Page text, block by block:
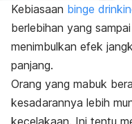
Kebiasaan binge
berlebihan yang
menimbulkan efek
panjang.
Orang yang mabuk
kesadarannya lebih